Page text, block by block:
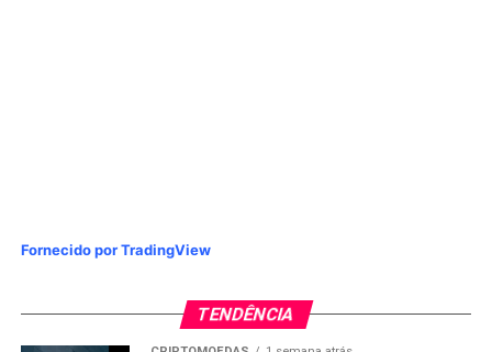
Fornecido por TradingView
TENDÊNCIA